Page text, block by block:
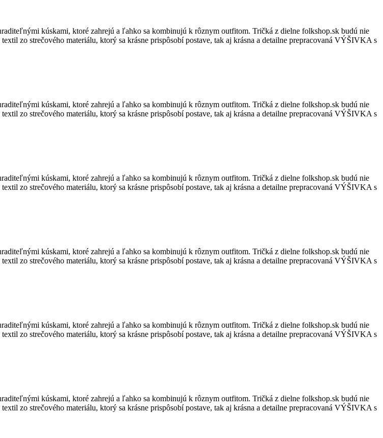
kúskami, ktoré zahrejú a ľahko sa kombinujú k rôznym outfitom. Tričká z dielne folkshop.sk budú nie
zo strečového materiálu, ktorý sa krásne prispôsobí postave, tak aj krásna a detailne prepracovaná VÝŠIVKA s
kúskami, ktoré zahrejú a ľahko sa kombinujú k rôznym outfitom. Tričká z dielne folkshop.sk budú nie
zo strečového materiálu, ktorý sa krásne prispôsobí postave, tak aj krásna a detailne prepracovaná VÝŠIVKA s
kúskami, ktoré zahrejú a ľahko sa kombinujú k rôznym outfitom. Tričká z dielne folkshop.sk budú nie
zo strečového materiálu, ktorý sa krásne prispôsobí postave, tak aj krásna a detailne prepracovaná VÝŠIVKA s
kúskami, ktoré zahrejú a ľahko sa kombinujú k rôznym outfitom. Tričká z dielne folkshop.sk budú nie
zo strečového materiálu, ktorý sa krásne prispôsobí postave, tak aj krásna a detailne prepracovaná VÝŠIVKA s
kúskami, ktoré zahrejú a ľahko sa kombinujú k rôznym outfitom. Tričká z dielne folkshop.sk budú nie
zo strečového materiálu, ktorý sa krásne prispôsobí postave, tak aj krásna a detailne prepracovaná VÝŠIVKA s
kúskami, ktoré zahrejú a ľahko sa kombinujú k rôznym outfitom. Tričká z dielne folkshop.sk budú nie
zo strečového materiálu, ktorý sa krásne prispôsobí postave, tak aj krásna a detailne prepracovaná VÝŠIVKA s